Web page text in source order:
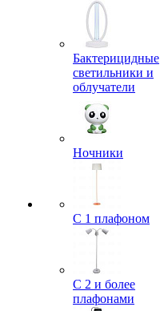
Бактерицидные
светильники и
облучатели
Ночники
С 1 плафоном
С 2 и более
плафонами